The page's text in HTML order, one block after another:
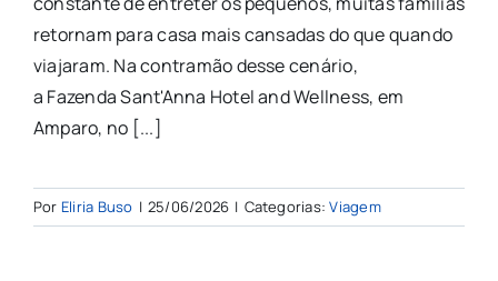
retornam para casa mais cansadas do que quando
viajaram. Na contramão desse cenário,
a Fazenda Sant'Anna Hotel and Wellness, em
Amparo, no [...]
Por Eliria Buso | 25/06/2026 | Categorias:Viagem